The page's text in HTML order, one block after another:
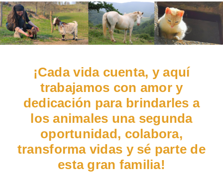
¡Cada vida cuenta, y aquí
trabajamos con amor y
dedicación para brindarles a
los animales una segunda
oportunidad, colabora,
transforma vidas y sé parte de
esta gran familia!